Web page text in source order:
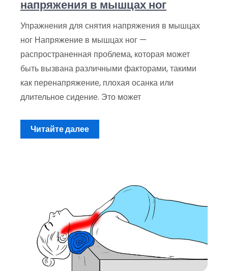
напряжения в мышцах ног
Упражнения для снятия напряжения в мышцах
ног Напряжение в мышцах ног —
распространенная проблема, которая может
быть вызвана различными факторами, такими
как перенапряжение, плохая осанка или
длительное сидение. Это может
Читайте далее